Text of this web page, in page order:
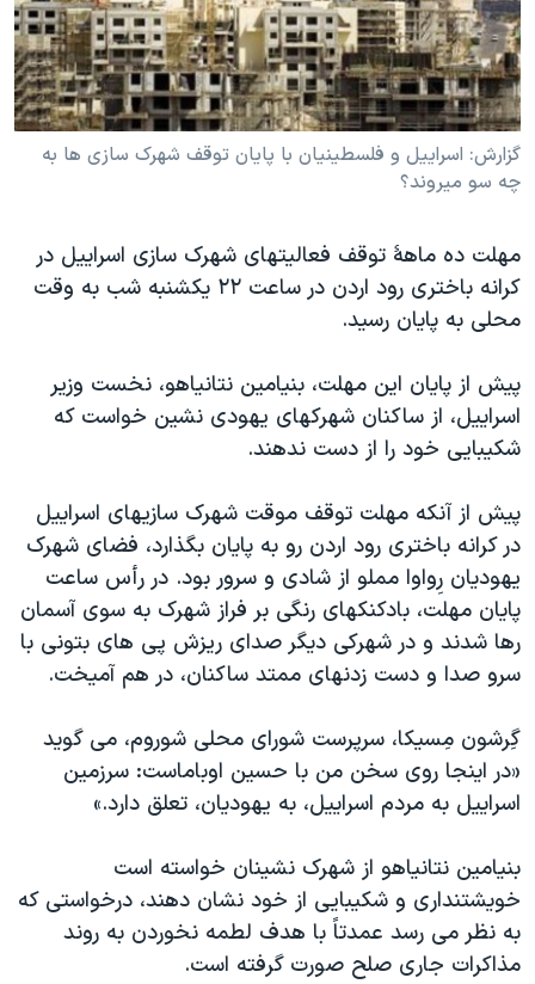
فرهنگ و زندگی
حقوق شهروندی
اقتصادی
علم و فناوری
اسرائیل در جنگ
آرشیو پخش زنده
مستندها
انتخابات ریاست جمهوری آمریکا ۲۰۲۴
حمله جمهوری اسلامی به اسرائیل
رمز مهسا
ورزش زنان در ایران
مجموعه مستندهای دادخواهی
تریبونال مردمی آبان ۹۸
چهل سال گروگان‌گیری
قانون شفافیت دارائی کادر رهبری ایران
اسرائیل در جنگ
نرگس محمدی برنده جایزه نوبل صلح
همایش محافظه‌کاران آمریکا «سی‌پک»
صفحه‌های ویژه
دنبال کنید
زبانهای مختلف
گزارش: اسراييل و فلسطينيان با پايان توقف شهرک سازی ها به
چه سو ميروند؟
مهلت ده ماهۀ توقف فعاليتهای شهرک سازی اسراييل در
کرانه باختری رود اردن در ساعت ۲۲ يکشنبه شب به وقت
محلی به پايان رسيد.
پيش از پايان اين مهلت، بنيامين نتانياهو، نخست وزير
اسراييل، از ساکنان شهرکهای يهودی نشين خواست که
شکيبايی خود را از دست ندهند.
پيش از آنکه مهلت توقف موقت شهرک سازيهای اسراييل
در کرانه باختری رود اردن رو به پايان بگذارد، فضای شهرک
يهوديان رِواوا مملو از شادی و سرور بود. در رأس ساعت
پايان مهلت، بادکنکهای رنگی بر فراز شهرک به سوی آسمان
رها شدند و در شهرکی ديگر صدای ريزش پی های بتونی با
سرو صدا و دست زدنهای ممتد ساکنان، در هم آميخت.
گِرشون مِسيکا، سرپرست شورای محلی شوروم، می گويد
«در اينجا روی سخن من با حسين اوباماست: سرزمين
اسراييل به مردم اسراييل، به يهوديان، تعلق دارد.»
بنيامين نتانياهو از شهرک نشينان خواسته است
خويشتنداری و شکيبايی از خود نشان دهند، درخواستی که
به نظر می رسد عمدتاً با هدف لطمه نخوردن به روند
مذاکرات جاری صلح صورت گرفته است.